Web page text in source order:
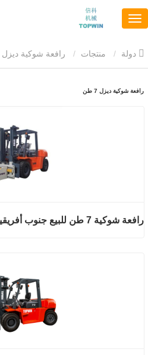
منتجات رافعة شوكية ديزل
رافعة شوكية ديزل 7 طن
رافعة شوكية 7 طن للبيع جنوب أفريقيا